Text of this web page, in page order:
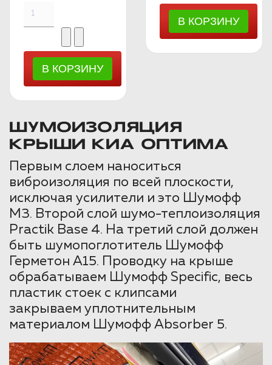
ШУМОИЗОЛЯЦИЯ
КРЫШИ КИА ОПТИМА
Первым слоем наноситься
виброизоляция по всей плоскости,
исключая усилители и это Шумофф
М3. Второй слой шумо-теплоизоляция
Practik Base 4. На третий слой должен
быть шумопоглотитель Шумофф
Герметон А15. Проводку на крыше
обрабатываем Шумофф Specific, весь
пластик стоек с клипсами
закрываем уплотнительным
материалом Шумофф Absorber 5.